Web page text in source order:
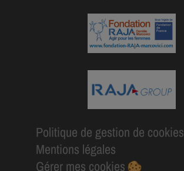
Politique de gestion de cookies
Mentions légales
Gérer mes cookies